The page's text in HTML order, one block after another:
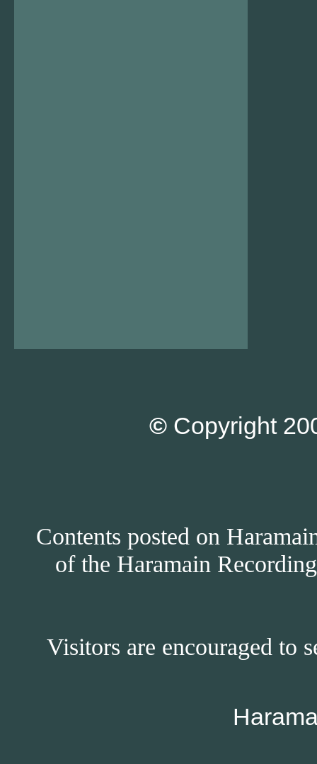
© Copyright
Contents posted on
of the Haramain
Visitors are encouraged to